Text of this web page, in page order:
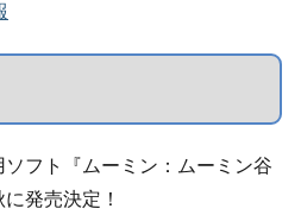
フト『ムーミン：ムーミン谷
発売決定！